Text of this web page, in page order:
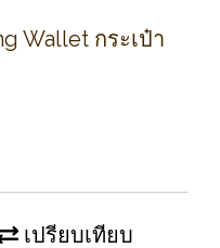
Wallet กระเป๋า
เปรียบเทียบ